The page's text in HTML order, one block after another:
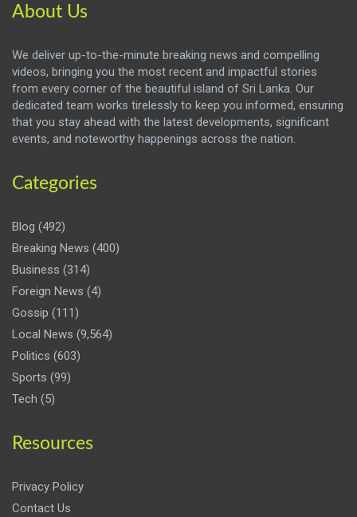
About Us
We deliver up-to-the-minute breaking news and compelling
videos, bringing you the most recent and impactful stories
from every corner of the beautiful island of Sri Lanka. Our
dedicated team works tirelessly to keep you informed, ensuring
that you stay ahead with the latest developments, significant
events, and noteworthy happenings across the nation.
Categories
Blog (492)
Breaking News (400)
Business (314)
Foreign News (4)
Gossip (111)
Local News (9,564)
Politics (603)
Sports (99)
Tech (5)
Resources
Privacy Policy
Contact Us